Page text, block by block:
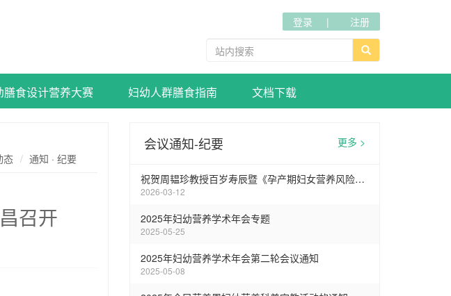
登录 注册
膳食设计营养大赛 妇幼人群膳食指南 文档下载
态 通知 · 纪要
召开
会议通知-纪要 更多 >
祝贺周韫珍教授百岁寿辰暨《孕产期妇女营养风险筛查标准》专家讨论会在武汉圆满召开
2026-03-12
2025年妇幼营养学术年会专题
2025-05-25
2025年妇幼营养学术年会第二轮会议通知
2025-05-08